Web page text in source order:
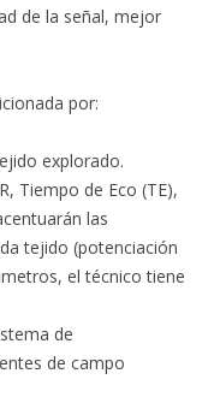
de la señal, mejor
por:
explorado.
Tiempo de Eco (TE),
las
tejido (potenciación
el técnico tiene
de
de campo